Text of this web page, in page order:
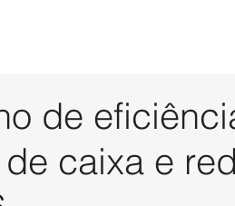
de
caixa e